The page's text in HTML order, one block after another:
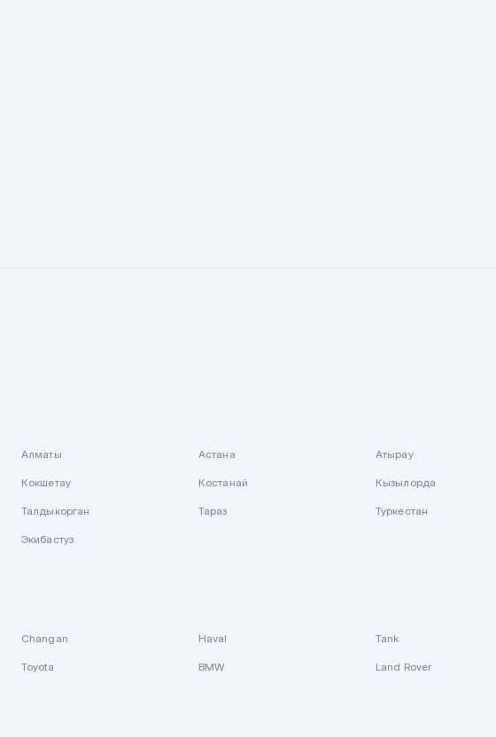
Алматы Астана Атырау
Кокшетау Костанай Кызылорда
Талдыкорган Тараз Туркестан
Экибастуз
Changan Haval Tank
Toyota BMW Land Rover